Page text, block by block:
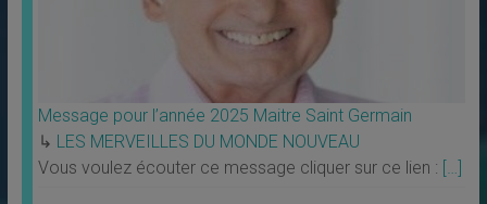
Message pour l’année 2025 Maitre Saint Germain
↳ LES MERVEILLES DU MONDE NOUVEAU
Vous voulez écouter ce message cliquer sur ce lien : […]